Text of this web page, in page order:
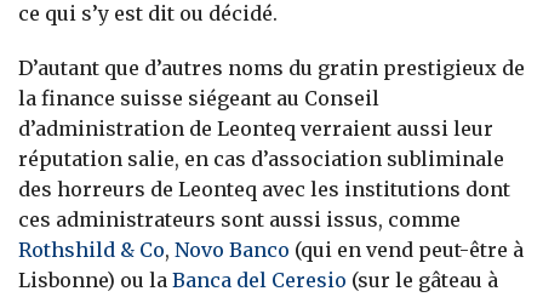
ce qui s’y est dit ou décidé.
D’autant que d’autres noms du gratin prestigieux de
la finance suisse siégeant au Conseil
d’administration de Leonteq verraient aussi leur
réputation salie, en cas d’association subliminale
des horreurs de Leonteq avec les institutions dont
ces administrateurs sont aussi issus, comme
Rothshild & Co, Novo Banco (qui en vend peut-être à
Lisbonne) ou la Banca del Ceresio (sur le gâteau à